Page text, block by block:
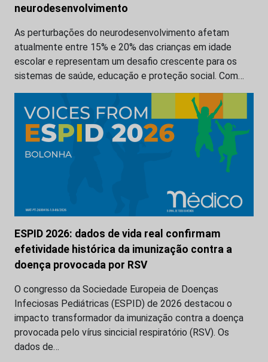
neurodesenvolvimento
As perturbações do neurodesenvolvimento afetam
atualmente entre 15% e 20% das crianças em idade
escolar e representam um desafio crescente para os
sistemas de saúde, educação e proteção social. Com…
ESPID 2026: dados de vida real confirmam
efetividade histórica da imunização contra a
doença provocada por RSV
O congresso da Sociedade Europeia de Doenças
Infeciosas Pediátricas (ESPID) de 2026 destacou o
impacto transformador da imunização contra a doença
provocada pelo vírus sincicial respiratório (RSV). Os
dados de…